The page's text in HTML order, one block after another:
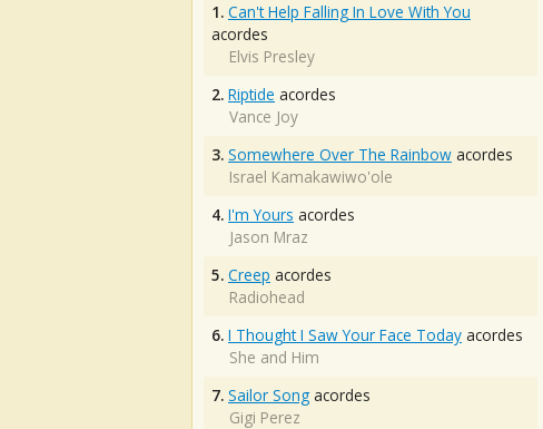
1. Can't Help Falling In Love With You
acordes
Elvis Presley
2. Riptide acordes
Vance Joy
3. Somewhere Over The Rainbow acordes
Israel Kamakawiwo'ole
4. I'm Yours acordes
Jason Mraz
5. Creep acordes
Radiohead
6. I Thought I Saw Your Face Today acordes
She and Him
7. Sailor Song acordes
Gigi Perez